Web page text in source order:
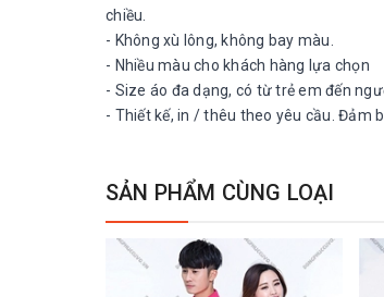
chiều.
- Không xù lông, không bay màu.
- Nhiều màu cho khách hàng lựa chọn
- Size áo đa dạng, có từ trẻ em đến
- Thiết kế, in / thêu theo yêu cầu. Đảm
SẢN PHẨM CÙNG LOẠI